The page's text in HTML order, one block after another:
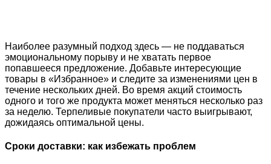
Наиболее разумный подход здесь — не поддаваться
эмоциональному порыву и не хватать первое
попавшееся предложение. Добавьте интересующие
товары в «Избранное» и следите за изменениями цен в
течение нескольких дней. Во время акций стоимость
одного и того же продукта может меняться несколько раз
за неделю. Терпеливые покупатели часто выигрывают,
дожидаясь оптимальной цены.
Сроки доставки: как избежать проблем